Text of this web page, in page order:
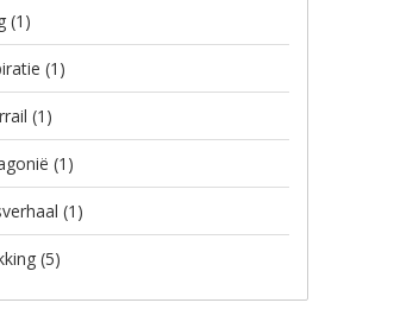
(1)
(1)
(1)
(1)
(1)
(5)